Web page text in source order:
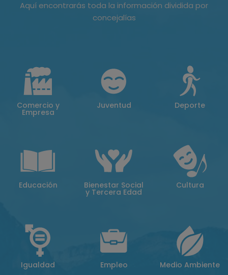
Aquí encontrarás toda la información dividida por
concejalías
Comercio y
Empresa
Juventud Deporte
Educación Bienestar Social
y Tercera Edad
Cultura
Igualdad Empleo Medio Ambiente